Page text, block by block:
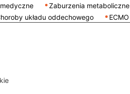
Zaburzenia metaboliczne
układu oddechowego ECMO